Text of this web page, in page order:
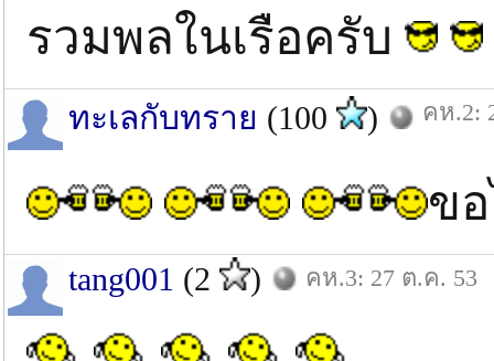
รวมพลในเรือครับ
ทะเลกับทราย (100 ) คห.2:
ข
tang001 (2 ) คห.3: 27 ต.ค. 53